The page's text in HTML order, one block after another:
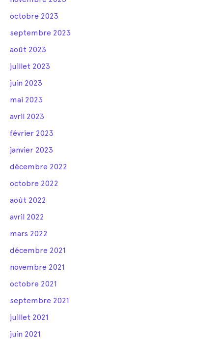
octobre 2023
septembre 2023
août 2023
juillet 2023
juin 2023
mai 2023
avril 2023
février 2023
janvier 2023
décembre 2022
octobre 2022
août 2022
avril 2022
mars 2022
décembre 2021
novembre 2021
octobre 2021
septembre 2021
juillet 2021
juin 2021